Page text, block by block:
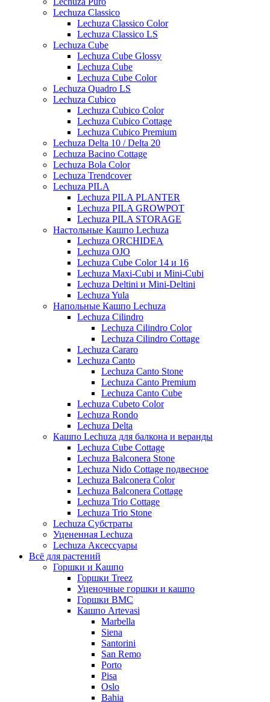
Lechuza Classico
Lechuza Classico Color
Lechuza Classico LS
Lechuza Cube
Lechuza Cube Glossy
Lechuza Cube
Lechuza Cube Color
Lechuza Quadro LS
Lechuza Cubico
Lechuza Cubico Color
Lechuza Cubico Cottage
Lechuza Cubico Premium
Lechuza Delta 10 / Delta 20
Lechuza Bacino Cottage
Lechuza Bola Color
Lechuza Trendcover
Lechuza PILA
Lechuza PILA PLANTER
Lechuza PILA GROWPOT
Lechuza PILA STORAGE
Настольные Кашпо Lechuza
Lechuza ORCHIDEA
Lechuza OJO
Lechuza Cube Color 14 и 16
Lechuza Maxi-Cubi и Mini-Cubi
Lechuza Deltini и Mini-Deltini
Lechuza Yula
Напольные Кашпо Lechuza
Lechuza Cilindro
Lechuza Cilindro Color
Lechuza Cilindro Cottage
Lechuza Cararo
Lechuza Canto
Lechuza Canto Stone
Lechuza Canto Premium
Lechuza Canto Cube
Lechuza Cubeto Color
Lechuza Rondo
Lechuza Delta
Кашпо Lechuza для балкона и веранды
Lechuza Cube Cottage
Lechuza Balconera Stone
Lechuza Nido Cottage подвесное
Lechuza Balconera Color
Lechuza Balconera Cottage
Lechuza Trio Cottage
Lechuza Trio Stone
Lechuza Субстраты
Уцененная Lechuza
Lechuza Аксессуары
Всё для растений
Горшки и Кашпо
Горшки Treez
Уценочные горшки и кашпо
Горшки BMC
Кашпо Artevasi
Marbella
Siena
Santorini
San Remo
Porto
Pisa
Oslo
Bahia